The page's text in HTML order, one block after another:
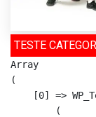
TESTE
Array
(
[0] =>
        (